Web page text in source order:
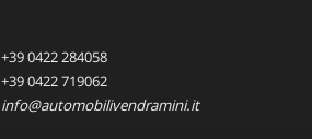
+39 0422 284058
+39 0422 719062
info@automobilivendramini.it